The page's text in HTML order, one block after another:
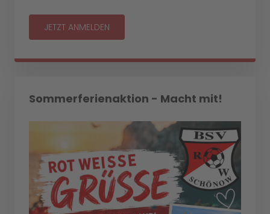
JETZT ANMELDEN
Sommerferienaktion - Macht mit!